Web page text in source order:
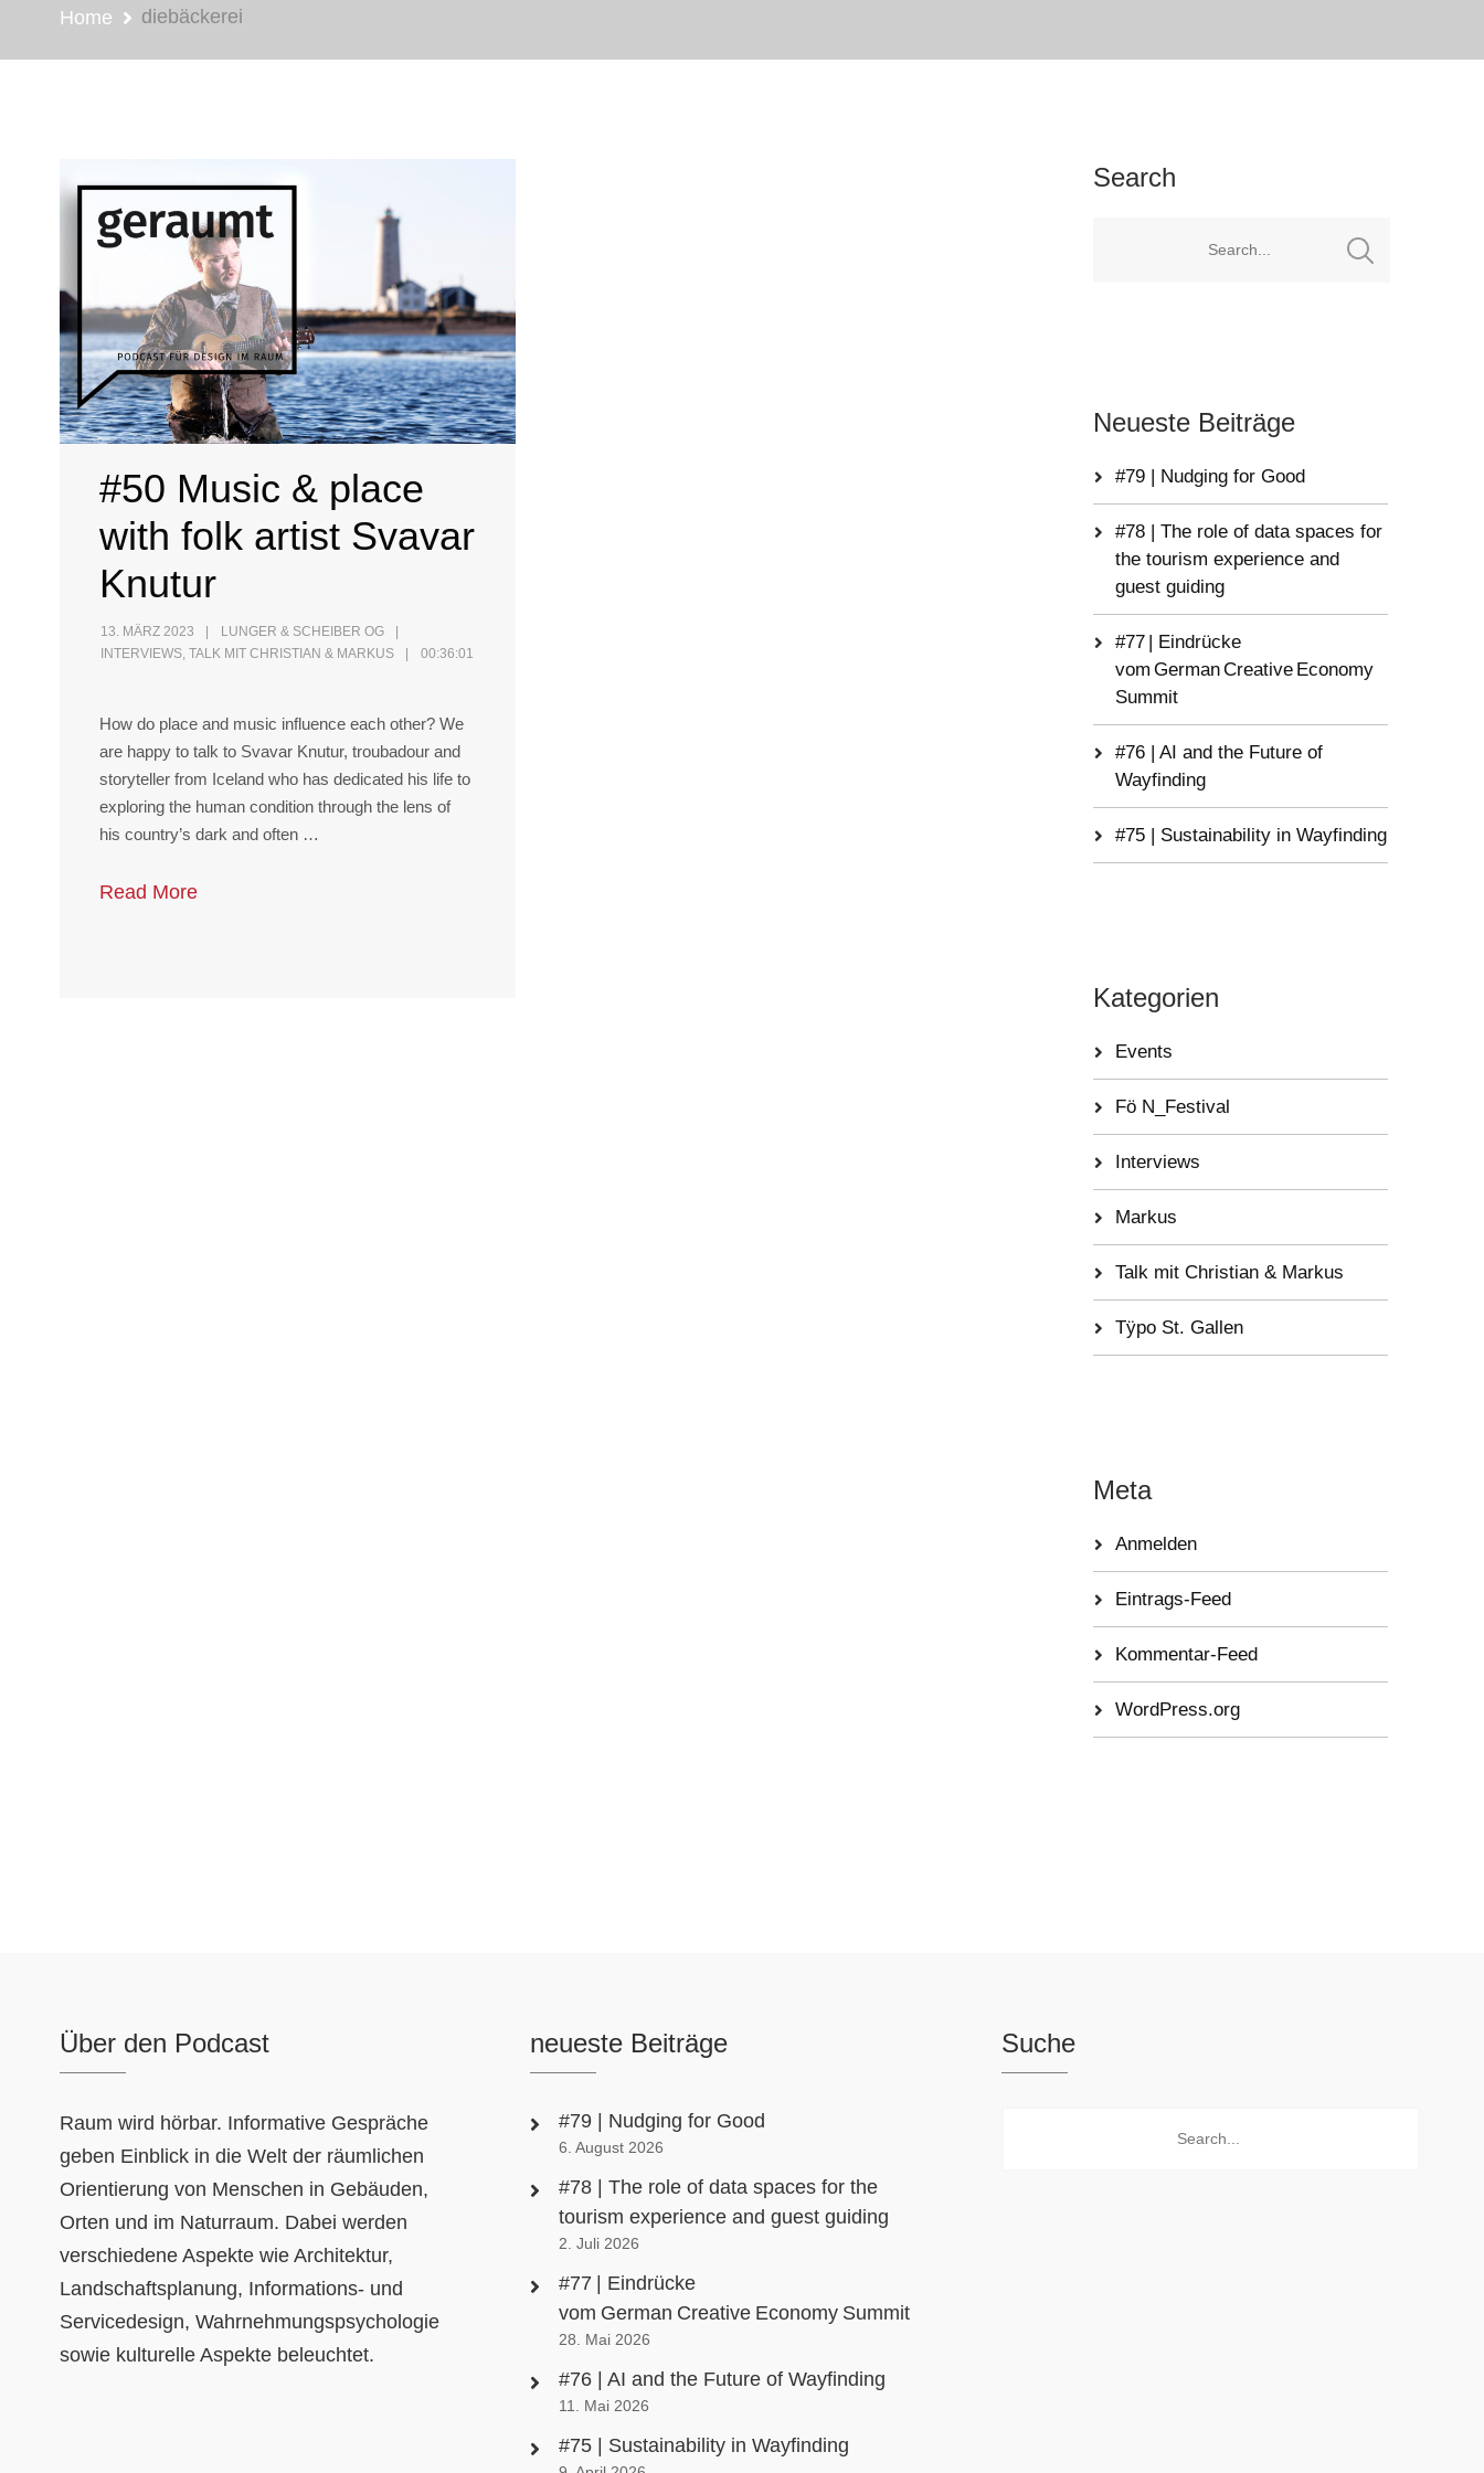
Home diebäckerei
#50 Music & place
with folk artist Svavar
Knutur
13. MÄRZ 2023
LUNGER & SCHEIBER OG
INTERVIEWS, TALK MIT CHRISTIAN & MARKUS 00:36:01
How do place and music influence each other? We
are happy to talk to Svavar Knutur, troubadour and
storyteller from Iceland who has dedicated his life to
exploring the human condition through the lens of
his country’s dark and often …
Read More
Search
Neueste Beiträge
#79 | Nudging for Good
#78 | The role of data spaces for
the tourism experience and
guest guiding
#77 | Eindrücke
vom German Creative Economy
Summit
#76 | AI and the Future of
Wayfinding
#75 | Sustainability in Wayfinding
Kategorien
Events
Fö N_Festival
Interviews
Markus
Talk mit Christian & Markus
Tÿpo St. Gallen
Meta
Anmelden
Eintrags-Feed
Kommentar-Feed
WordPress.org
Über den Podcast
Raum wird hörbar. Informative Gespräche
geben Einblick in die Welt der räumlichen
Orientierung von Menschen in Gebäuden,
Orten und im Naturraum. Dabei werden
verschiedene Aspekte wie Architektur,
Landschaftsplanung, Informations- und
Servicedesign, Wahrnehmungspsychologie
sowie kulturelle Aspekte beleuchtet.
neueste Beiträge
#79 | Nudging for Good
6. August 2026
#78 | The role of data spaces for the
tourism experience and guest guiding
2. Juli 2026
#77 | Eindrücke
vom German Creative Economy Summit
28. Mai 2026
#76 | AI and the Future of Wayfinding
11. Mai 2026
#75 | Sustainability in Wayfinding
Suche